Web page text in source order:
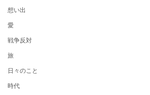
想い出
愛
戦争反対
旅
日々のこと
時代